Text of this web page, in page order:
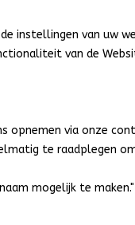
instellingen van uw
van de
opnemen via onze
te raadplegen
mogelijk te maken."